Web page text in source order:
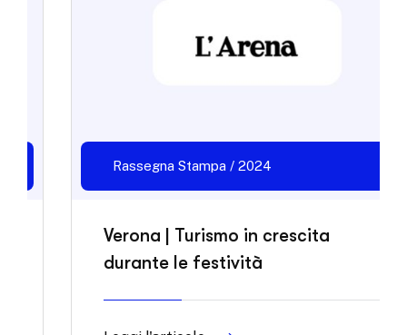
Rassegna Stampa / 2024
Verona | Turismo in crescita
durante le festività